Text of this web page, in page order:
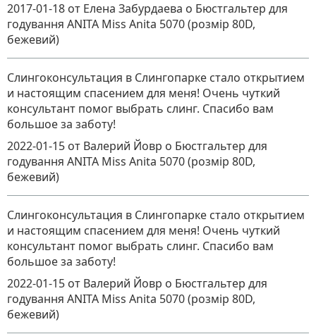
2017-01-18 от Елена Забурдаева о Бюстгальтер для
годування ANITA Miss Anita 5070 (розмір 80D,
бежевий)
Слингоконсультация в Слингопарке стало открытием
и настоящим спасением для меня! Очень чуткий
консультант помог выбрать слинг. Спасибо вам
большое за заботу!
2022-01-15 от Валерий Йовр о Бюстгальтер для
годування ANITA Miss Anita 5070 (розмір 80D,
бежевий)
Слингоконсультация в Слингопарке стало открытием
и настоящим спасением для меня! Очень чуткий
консультант помог выбрать слинг. Спасибо вам
большое за заботу!
2022-01-15 от Валерий Йовр о Бюстгальтер для
годування ANITA Miss Anita 5070 (розмір 80D,
бежевий)